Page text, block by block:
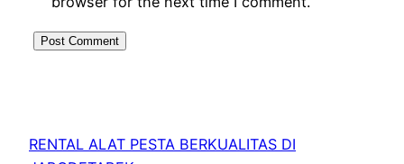
RENTAL ALAT PESTA BERKUALITAS DI